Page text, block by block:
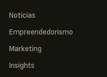
Notícias
Empreendedorismo
Marketing
Insights